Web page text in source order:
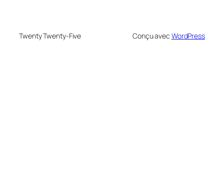
Twenty Twenty-Five Conçu avec WordPress